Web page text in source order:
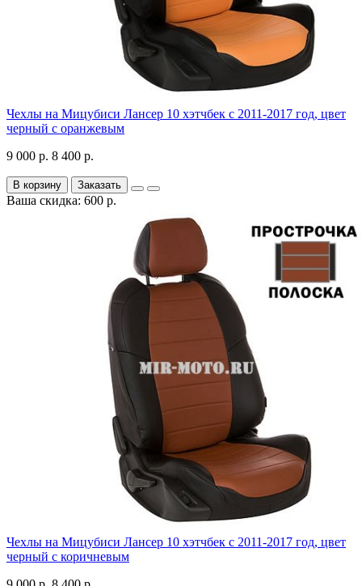
Чехлы на Мицубиси Лансер 10 хэтчбек с 2011-2017 год, цвет
черный с оранжевым
9 000 р. 8 400 р.
В корзину Заказать
Ваша скидка: 600 р.
Чехлы на Мицубиси Лансер 10 хэтчбек с 2011-2017 год, цвет
черный с коричневым